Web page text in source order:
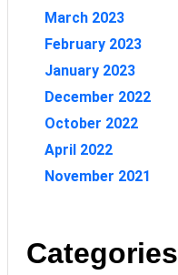
March 2023
February 2023
January 2023
December 2022
October 2022
April 2022
November 2021
Categories